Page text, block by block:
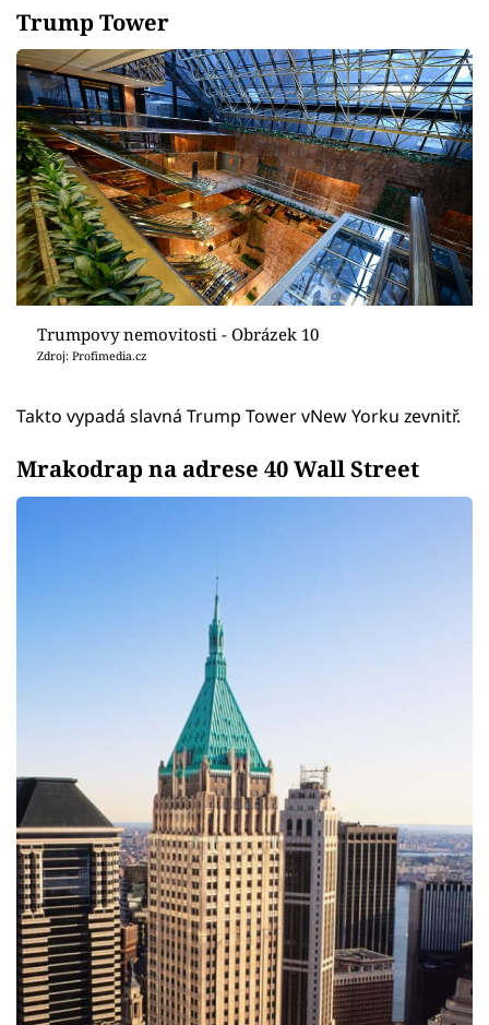
Trump Tower
Trumpovy nemovitosti - Obrázek 10
Zdroj: Profimedia.cz
Takto vypadá slavná Trump Tower vNew Yorku zevnitř.
Mrakodrap na adrese 40 Wall Street